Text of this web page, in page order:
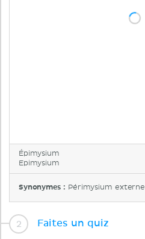
Épimysium
Epimysium
Synonymes : Périmysium externe
Faites un quiz